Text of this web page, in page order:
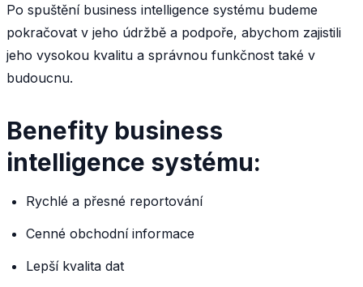
Po spuštění business intelligence systému budeme
pokračovat v jeho údržbě a podpoře, abychom zajistili
jeho vysokou kvalitu a správnou funkčnost také v
budoucnu.
Benefity business
intelligence systému:
Rychlé a přesné reportování
Cenné obchodní informace
Lepší kvalita dat